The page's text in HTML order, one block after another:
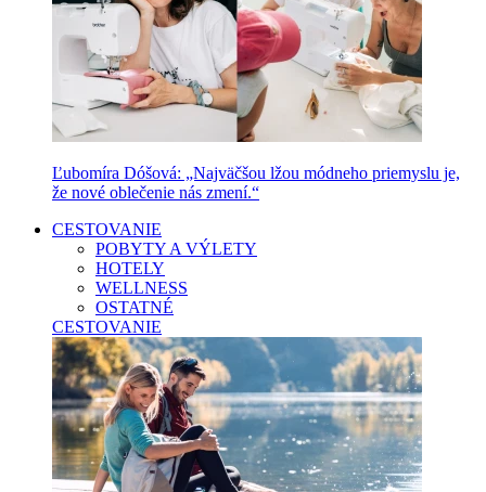
Ľubomíra Dóšová: „Najväčšou lžou módneho priemyslu je,
že nové oblečenie nás zmení.“
CESTOVANIE
POBYTY A VÝLETY
HOTELY
WELLNESS
OSTATNÉ
CESTOVANIE